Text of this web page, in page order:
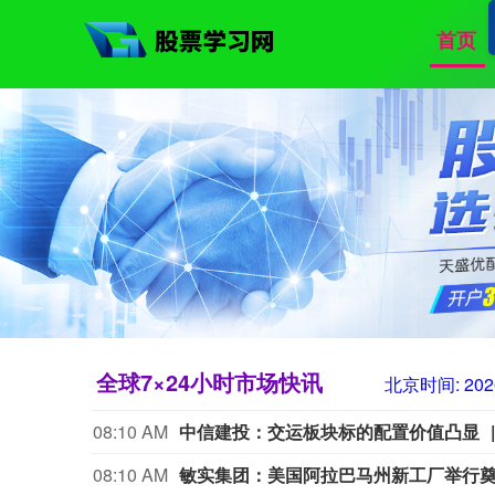
首页
全球7×24小时市场快讯 北京时间:
08:10 AM 中信建投：交运板块标的配置价值凸显
08:10 AM 敏实集团：美国阿拉巴马州新工厂举行